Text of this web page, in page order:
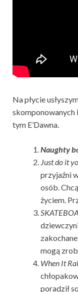
Na płycie
skomponowanych
tym E’Dawna.
Naughty
Just do it
przyjaźni
osób.
życiem.
mogą
When It
poradził